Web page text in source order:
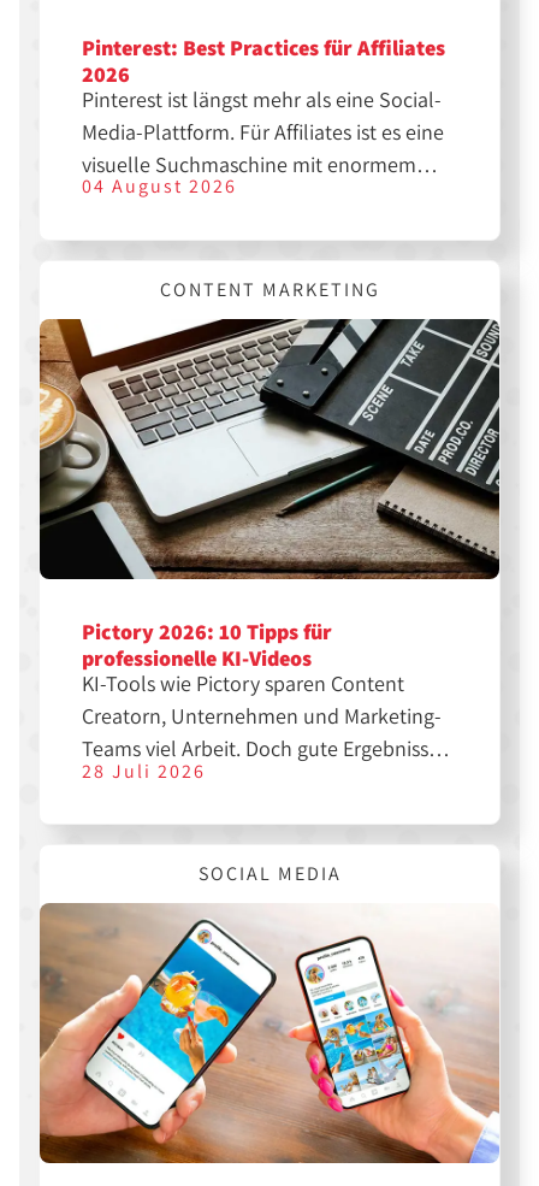
Pinterest: Best Practices für Affiliates
2026
Pinterest ist längst mehr als eine Social-
Media-Plattform. Für Affiliates ist es eine
visuelle Suchmaschine mit enormem
SEO-Potenzial. Wer die richtigen Pins
und Sales generieren. Hier erfährst du,
was dir dabei hilft.
04 August 2026
CONTENT MARKETING
Pictory 2026: 10 Tipps für
professionelle KI-Videos
KI-Tools wie Pictory sparen Content
Creatorn, Unternehmen und Marketing-
Teams viel Arbeit. Doch gute Ergebnisse
entstehen nicht automatisch. Mit den
Struktur und etwas Nachbearbeitung
lassen sich aus einfachen Texten
professionelle Videos für YouTube,
Instagram, TikTok oder LinkedIn
erstellen.
28 Juli 2026
SOCIAL MEDIA